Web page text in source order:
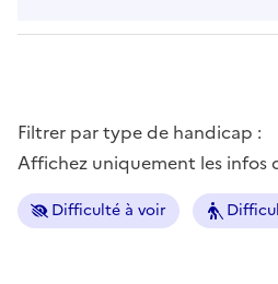
Filtrer par type de handicap :
Affichez uniquement les
Difficulté à voir